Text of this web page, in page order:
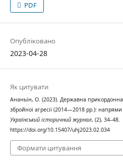
PDF
Опубліковано
2023-04-28
Як цитувати
Ананьїн, О. (2023). Державна прикордонна
збройної агресії (2014—2018 рр.):
Український історичний журнал, (2), 34–48.
https://doi.org/10.15407/uhj2023.02.034
Формати цитування